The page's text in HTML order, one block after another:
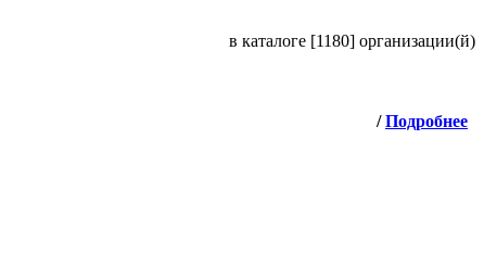
в каталоге [1180] организации(й)
/ Подробнее